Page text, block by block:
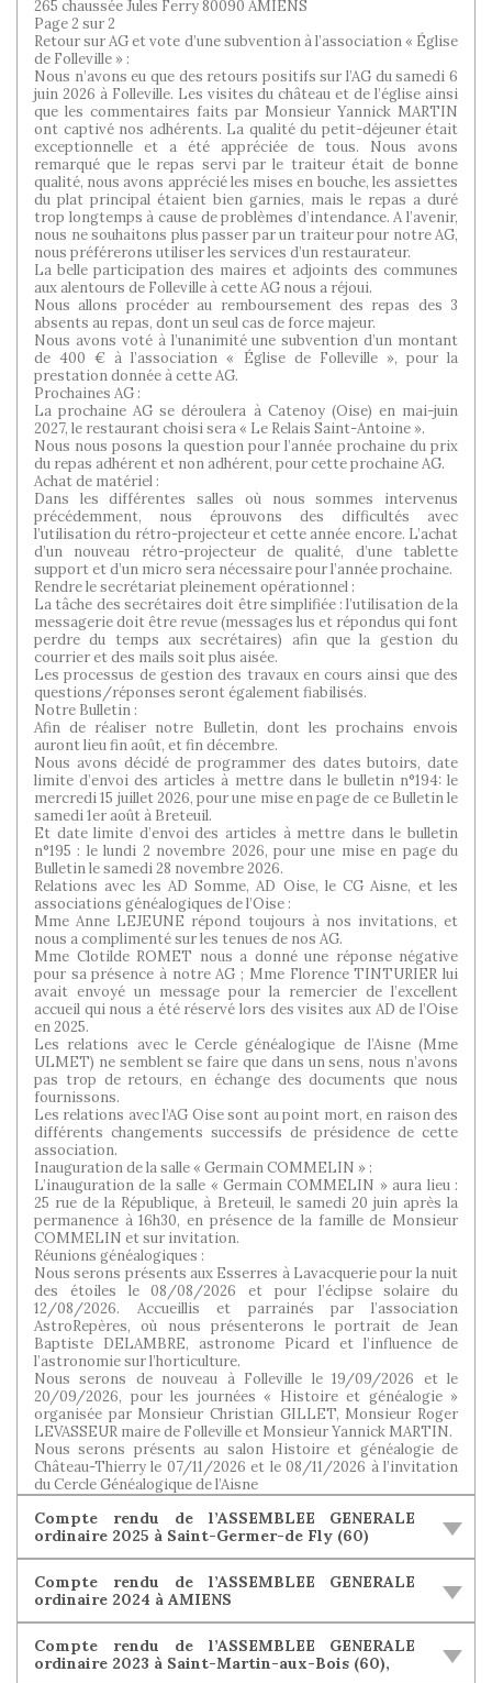
265 chaussée Jules Ferry 80090 AMIENS
Page 2 sur 2
Retour sur AG et vote d’une subvention à l’association « Église
de Folleville » :
Nous n’avons eu que des retours positifs sur l’AG du samedi 6
juin 2026 à Folleville. Les visites du château et de l’église ainsi
que les commentaires faits par Monsieur Yannick MARTIN
ont captivé nos adhérents. La qualité du petit-déjeuner était
exceptionnelle et a été appréciée de tous. Nous avons
remarqué que le repas servi par le traiteur était de bonne
qualité, nous avons apprécié les mises en bouche, les assiettes
du plat principal étaient bien garnies, mais le repas a duré
trop longtemps à cause de problèmes d’intendance. A l’avenir,
nous ne souhaitons plus passer par un traiteur pour notre AG,
nous préférerons utiliser les services d’un restaurateur.
La belle participation des maires et adjoints des communes
aux alentours de Folleville à cette AG nous a réjoui.
Nous allons procéder au remboursement des repas des 3
absents au repas, dont un seul cas de force majeur.
Nous avons voté à l’unanimité une subvention d’un montant
de 400 € à l’association « Église de Folleville », pour la
prestation donnée à cette AG.
Prochaines AG :
La prochaine AG se déroulera à Catenoy (Oise) en mai-juin
2027, le restaurant choisi sera « Le Relais Saint-Antoine ».
Nous nous posons la question pour l’année prochaine du prix
du repas adhérent et non adhérent, pour cette prochaine AG.
Achat de matériel :
Dans les différentes salles où nous sommes intervenus
précédemment, nous éprouvons des difficultés avec
l’utilisation du rétro-projecteur et cette année encore. L’achat
d’un nouveau rétro-projecteur de qualité, d’une tablette
support et d’un micro sera nécessaire pour l’année prochaine.
Rendre le secrétariat pleinement opérationnel :
La tâche des secrétaires doit être simplifiée : l’utilisation de la
messagerie doit être revue (messages lus et répondus qui font
perdre du temps aux secrétaires) afin que la gestion du
courrier et des mails soit plus aisée.
Les processus de gestion des travaux en cours ainsi que des
questions/réponses seront également fiabilisés.
Notre Bulletin :
Afin de réaliser notre Bulletin, dont les prochains envois
auront lieu fin août, et fin décembre.
Nous avons décidé de programmer des dates butoirs, date
limite d’envoi des articles à mettre dans le bulletin n°194: le
mercredi 15 juillet 2026, pour une mise en page de ce Bulletin le
samedi 1er août à Breteuil.
Et date limite d’envoi des articles à mettre dans le bulletin
n°195 : le lundi 2 novembre 2026, pour une mise en page du
Bulletin le samedi 28 novembre 2026.
Relations avec les AD Somme, AD Oise, le CG Aisne, et les
associations généalogiques de l’Oise :
Mme Anne LEJEUNE répond toujours à nos invitations, et
nous a complimenté sur les tenues de nos AG.
Mme Clotilde ROMET nous a donné une réponse négative
pour sa présence à notre AG ; Mme Florence TINTURIER lui
avait envoyé un message pour la remercier de l’excellent
accueil qui nous a été réservé lors des visites aux AD de l’Oise
en 2025.
Les relations avec le Cercle généalogique de l’Aisne (Mme
ULMET) ne semblent se faire que dans un sens, nous n’avons
pas trop de retours, en échange des documents que nous
fournissons.
Les relations avec l’AG Oise sont au point mort, en raison des
différents changements successifs de présidence de cette
association.
Inauguration de la salle « Germain COMMELIN » :
L’inauguration de la salle « Germain COMMELIN » aura lieu :
25 rue de la République, à Breteuil, le samedi 20 juin après la
permanence à 16h30, en présence de la famille de Monsieur
COMMELIN et sur invitation.
Réunions généalogiques :
Nous serons présents aux Esserres à Lavacquerie pour la nuit
des étoiles le 08/08/2026 et pour l’éclipse solaire du
12/08/2026. Accueillis et parrainés par l’association
AstroRepères, où nous présenterons le portrait de Jean
Baptiste DELAMBRE, astronome Picard et l’influence de
l’astronomie sur l’horticulture.
Nous serons de nouveau à Folleville le 19/09/2026 et le
20/09/2026, pour les journées « Histoire et généalogie »
organisée par Monsieur Christian GILLET, Monsieur Roger
LEVASSEUR maire de Folleville et Monsieur Yannick MARTIN.
Nous serons présents au salon Histoire et généalogie de
Château-Thierry le 07/11/2026 et le 08/11/2026 à l’invitation
du Cercle Généalogique de l’Aisne
Compte rendu de l’ASSEMBLEE GENERALE
ordinaire 2025 à Saint-Germer-de Fly (60)
Compte rendu de l’ASSEMBLEE GENERALE
ordinaire 2024 à AMIENS
Compte rendu de l’ASSEMBLEE GENERALE
ordinaire 2023 à Saint-Martin-aux-Bois (60),